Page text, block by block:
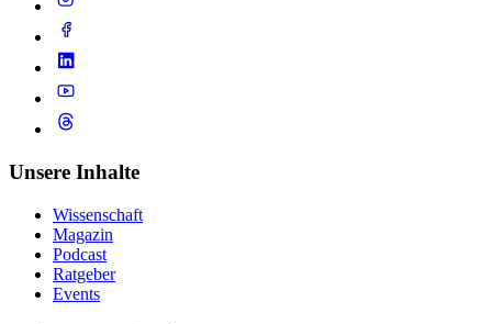
Unsere Inhalte
Wissenschaft
Magazin
Podcast
Ratgeber
Events